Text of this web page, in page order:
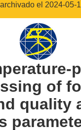
el 2024-05-
of
quality